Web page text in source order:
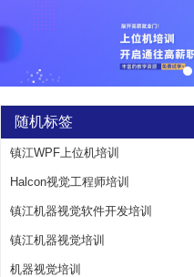
随机标签
镇江WPF上位机培训
Halcon视觉工程师培训
镇江机器视觉软件开发培训
镇江机器视觉培训
机器视觉培训